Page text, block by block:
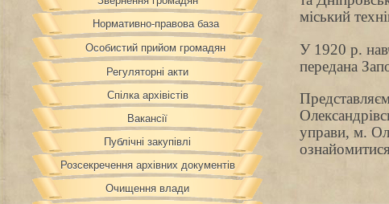
Нормативно-правова база
Особистий прийом громадян
Регуляторні акти
Спілка архівістів
Вакансії
Публічні закупівлі
Розсекречення архівних документів
Очищення влади
міський
У 1920 р.
передана
управи, м.